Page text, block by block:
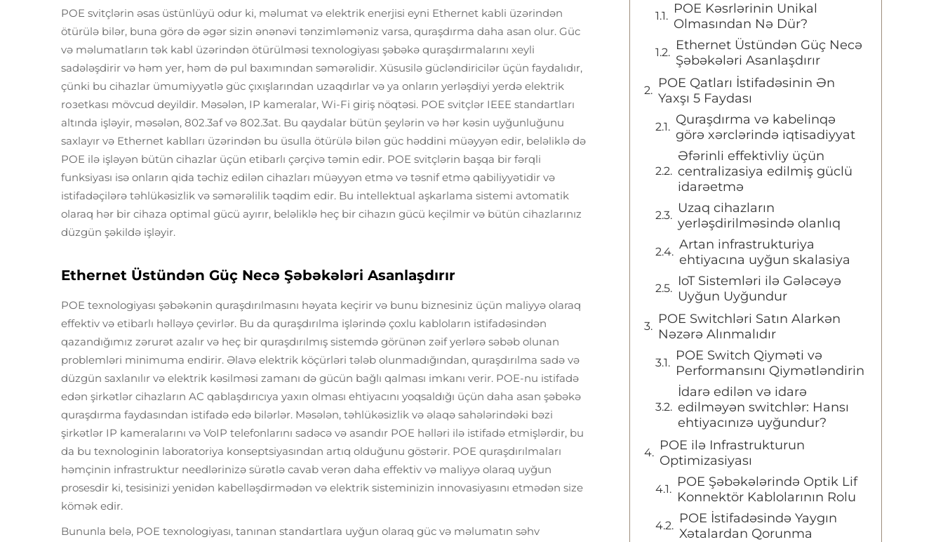
POE svitçlərin əsas üstünlüyü odur ki, məlumat və elektrik enerjisi eyni Ethernet kabli üzərindən
ötürülə bilər, buna görə də əgər sizin ənənəvi tənzimləməniz varsa, quraşdırma daha asan olur. Güc
və məlumatların tək kabl üzərindən ötürülməsi texnologiyası şəbəkə quraşdırmalarını xeyli
sadələşdirir və həm yer, həm də pul baxımından səmərəlidir. Xüsusilə gücləndiricilər üçün faydalıdır,
çünki bu cihazlar ümumiyyətlə güc çıxışlarından uzaqdırlar və ya onların yerləşdiyi yerdə elektrik
rозetkası mövcud deyildir. Məsələn, IP kameralar, Wi-Fi giriş nöqtəsi. POE svitçlər IEEE standartları
altında işləyir, məsələn, 802.3af və 802.3at. Bu qaydalar bütün şeylərin və hər kəsin uyğunluğunu
saxlayır və Ethernet kablları üzərindən bu üsulla ötürülə bilən güc həddini müəyyən edir, beləliklə də
POE ilə işləyən bütün cihazlar üçün etibarlı çərçivə təmin edir. POE svitçlərin başqa bir fərqli
funksiyası isə onların qida təchiz edilən cihazları müəyyən etmə və təsnif etmə qabiliyyətidir və
istifadəçilərə təhlükəsizlik və səmərəlilik təqdim edir. Bu intellektual aşkarlama sistemi avtomatik
olaraq hər bir cihaza optimal gücü ayırır, beləliklə heç bir cihazın gücü keçilmir və bütün cihazlarınız
düzgün şəkildə işləyir.
Ethernet Üstündən Güç Necə Şəbəkələri Asanlaşdırır
POE texnologiyası şəbəkənin quraşdırılmasını həyata keçirir və bunu biznesiniz üçün maliyyə olaraq
effektiv və etibarlı həlləyə çevirlər. Bu da quraşdırılma işlərində çoxlu kabloların istifadəsindən
qazandığımız zərurət azalır və heç bir quraşdırılmış sistemdə görünən zəif yerlərə səbəb olunan
problemləri minimuma endirir. Əlavə elektrik köçürləri tələb olunmadığından, quraşdırılma sadə və
düzgün saxlanılır və elektrik kəsilməsi zamanı də gücün bağlı qalması imkanı verir. POE-nu istifadə
edən şirkətlər cihazların AC qablaşdırıcıya yaxın olması ehtiyacını yoqsaldığı üçün daha asan şəbəkə
quraşdırma faydasından istifadə edə bilərlər. Məsələn, təhlükəsizlik və əlaqə sahələrindəki bəzi
şirkətlər IP kameralarını və VoIP telefonlarını sadəcə və asandır POE həlləri ilə istifadə etmişlərdir, bu
da bu texnologinin laboratoriya konseptsiyasından artıq olduğunu göstərir. POE quraşdırılmaları
həmçinin infrastruktur needlərinizə sürətlə cavab verən daha effektiv və maliyyə olaraq uyğun
prosesdir ki, tesisinizi yenidən kabelləşdirmədən və elektrik sisteminizin innovasiyasını etmədən size
kömək edir.
Bununla belə, POE texnologiyası, tanınan standartlara uyğun olaraq güc və məlumatın səhv
POE Kəsrlərinin Unikal
Olmasından Nə Dür?
Ethernet Üstündən Güç Necə
Şəbəkələri Asanlaşdırır
POE Qatları İstifadəsinin Ən
Yaxşı 5 Faydası
Quraşdırma və kabelinqə
görə xərclərində iqtisadiyyat
Əfərinli effektivliy üçün
centralizasiya edilmiş güclü
idarəetmə
Uzaq cihazların
yerləşdirilməsində olanlıq
Artan infrastrukturiya
ehtiyacına uyğun skalasiya
IoT Sistemləri ilə Gələcəyə
Uyğun Uyğundur
POE Switchləri Satın Alarkən
Nəzərə Alınmalıdır
POE Switch Qiyməti və
Performansını Qiymətləndirin
İdarə edilən və idarə
edilməyən switchlər: Hansı
ehtiyacınızə uyğundur?
POE ilə Infrastrukturun
Optimizasiyası
POE Şəbəkələrində Optik Lif
Konnektör Kablolarının Rolu
POE İstifadəsində Yaygın
Xətalardan Qorunma